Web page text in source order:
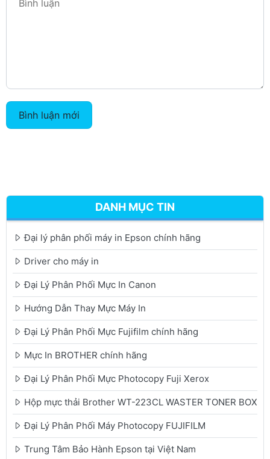
Bình luận mới
DANH MỤC TIN
Đại lý phân phối máy in Epson chính hãng
Driver cho máy in
Đại Lý Phân Phối Mực In Canon
Hướng Dẫn Thay Mực Máy In
Đại Lý Phân Phối Mực Fujifilm chính hãng
Mực In BROTHER chính hãng
Đại Lý Phân Phối Mực Photocopy Fuji Xerox
Hộp mực thải Brother WT-223CL WASTER TONER BOX
Đại Lý Phân Phối Máy Photocopy FUJIFILM
Trung Tâm Bảo Hành Epson tại Việt Nam